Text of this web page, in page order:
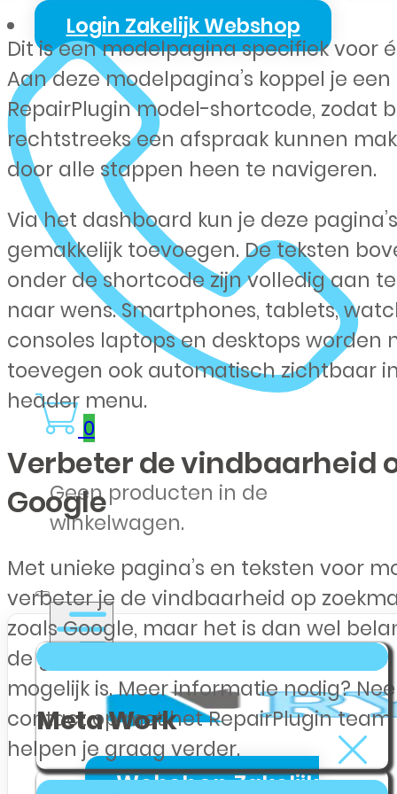
Login Zakelijk Webshop
0
Geen producten in de
winkelwagen.
Webshop Zakelijk
Dit is een modelpagina specifiek voor
Aan deze modelpagina’s koppel je een
RepairPlugin model-shortcode, zodat
rechtstreeks een afspraak kunnen
door alle stappen heen te navigeren.
Via het dashboard kun je deze pagina’s
gemakkelijk toevoegen. De teksten
onder de shortcode zijn volledig aan
naar wens. Smartphones, tablets,
consoles laptops en desktops worden
toevegen ook automatisch zichtbaar
header menu.
Verbeter de vindbaarheid
Google
Met unieke pagina’s en teksten voor
verbeter je de vindbaarheid op
zoals Google, maar het is dan wel
de geschreven content voor elk model
mogelijk is. Meer informatie nodig?
contact op met het RepairPlugin team
helpen je graag verder.
Meta Work